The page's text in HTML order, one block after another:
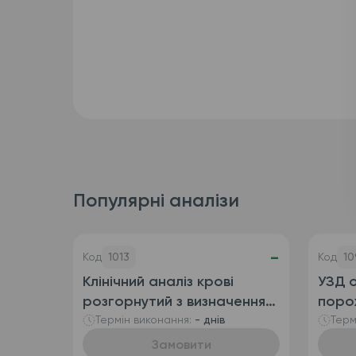
Популярні аналізи
Код 1013 -
Клінічний аналіз крові
розгорнутий з визначенням
ретикулоцитів
(автоматизований + ручна
Термін виконання: - днів
Замовити
Код
УЗД